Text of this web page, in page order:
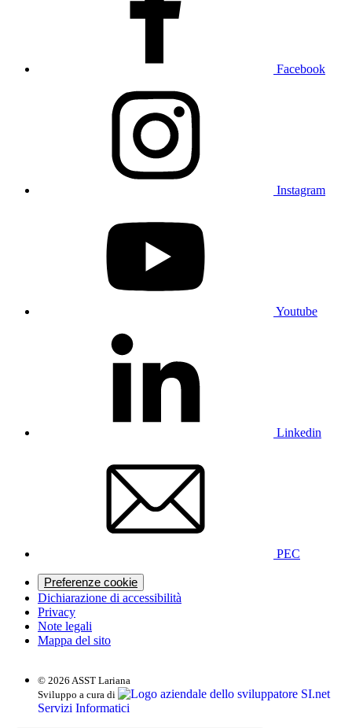
Facebook
Instagram
Youtube
Linkedin
PEC
Preferenze cookie
Dichiarazione di accessibilità
Privacy
Note legali
Mappa del sito
© 2026 ASST Lariana
Sviluppo a cura di
SI.net
Servizi Informatici